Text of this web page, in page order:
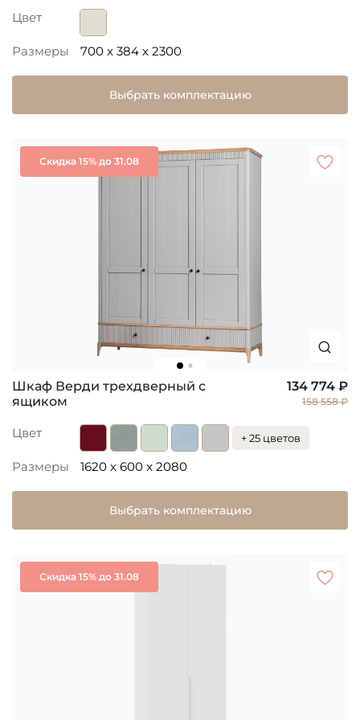
Цвет
Размеры 700 x 384 x 2300
Выбрать комплектацию
Скидка 15% до 31.08
Шкаф Верди трехдверный с
ящиком
134 774 ₽
158 558 ₽
Цвет + 25 цветов
Размеры 1620 x 600 x 2080
Выбрать комплектацию
Скидка 15% до 31.08